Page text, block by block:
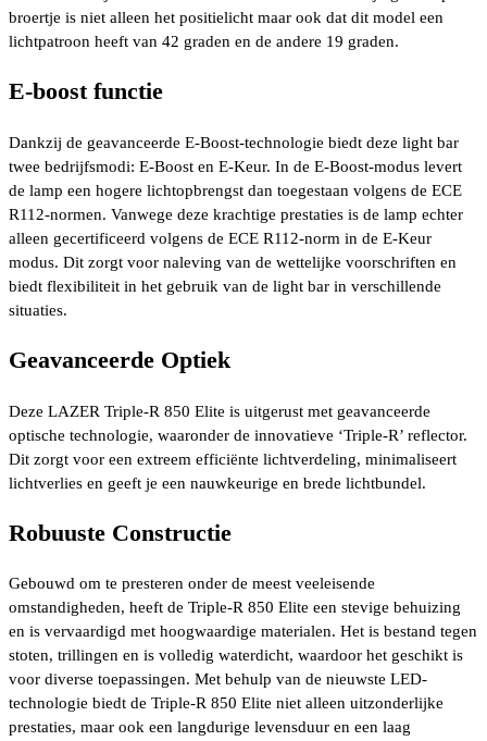
broertje is niet alleen het positielicht maar ook dat dit model een
lichtpatroon heeft van 42 graden en de andere 19 graden.
E-boost functie
Dankzij de geavanceerde E-Boost-technologie biedt deze light bar
twee bedrijfsmodi: E-Boost en E-Keur. In de E-Boost-modus levert
de lamp een hogere lichtopbrengst dan toegestaan volgens de ECE
R112-normen. Vanwege deze krachtige prestaties is de lamp echter
alleen gecertificeerd volgens de ECE R112-norm in de E-Keur
modus. Dit zorgt voor naleving van de wettelijke voorschriften en
biedt flexibiliteit in het gebruik van de light bar in verschillende
situaties.
Geavanceerde Optiek
Deze LAZER Triple-R 850 Elite is uitgerust met geavanceerde
optische technologie, waaronder de innovatieve ‘Triple-R’ reflector.
Dit zorgt voor een extreem efficiënte lichtverdeling, minimaliseert
lichtverlies en geeft je een nauwkeurige en brede lichtbundel.
Robuuste Constructie
Gebouwd om te presteren onder de meest veeleisende
omstandigheden, heeft de Triple-R 850 Elite een stevige behuizing
en is vervaardigd met hoogwaardige materialen. Het is bestand tegen
stoten, trillingen en is volledig waterdicht, waardoor het geschikt is
voor diverse toepassingen. Met behulp van de nieuwste LED-
technologie biedt de Triple-R 850 Elite niet alleen uitzonderlijke
prestaties, maar ook een langdurige levensduur en een laag